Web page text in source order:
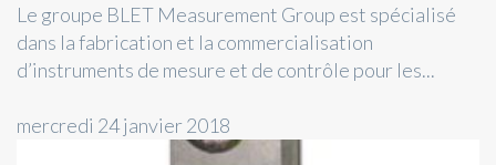
Le groupe BLET Measurement Group est spécialisé
dans la fabrication et la commercialisation
d’instruments de mesure et de contrôle pour les...
mercredi 24 janvier 2018